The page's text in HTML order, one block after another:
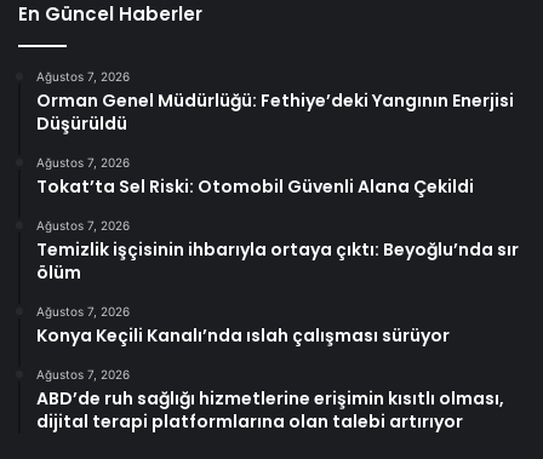
En Güncel Haberler
Ağustos 7, 2026
Orman Genel Müdürlüğü: Fethiye’deki Yangının Enerjisi
Düşürüldü
Ağustos 7, 2026
Tokat’ta Sel Riski: Otomobil Güvenli Alana Çekildi
Ağustos 7, 2026
Temizlik işçisinin ihbarıyla ortaya çıktı: Beyoğlu’nda sır
ölüm
Ağustos 7, 2026
Konya Keçili Kanalı’nda ıslah çalışması sürüyor
Ağustos 7, 2026
ABD’de ruh sağlığı hizmetlerine erişimin kısıtlı olması,
dijital terapi platformlarına olan talebi artırıyor